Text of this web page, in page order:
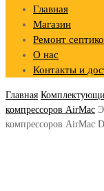
Главная
Магазин
Ремонт
О нас
Контакты и
Главная
компрессоров AirMac
компрессоров AirMac